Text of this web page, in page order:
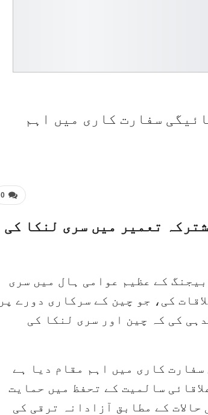
سفارت کاری میں اہم
0
تعمیر میں سری لنکا کی
کے عظیم عوامی ہال میں سری
کی، جو چین کے سرکاری دورے پر
کی کہ چین اور سری لنکا کی
کاری میں اہم مقام دیا ہے
سالمیت کے تحفظ میں حمایت
کے مطابق آزادانہ ترقی کی